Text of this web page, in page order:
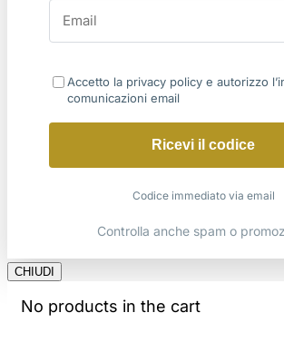
Accetto la privacy policy e autorizzo
comunicazioni email
Ricevi il codice
Codice immediato via email
Controlla anche spam o
CHIUDI
No products in the cart